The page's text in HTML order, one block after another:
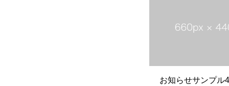
お知らせサンプル4